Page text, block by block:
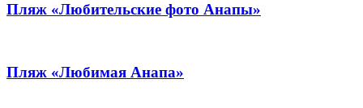
Пляж «Любительские фото Анапы»
Пляж «Любимая Анапа»